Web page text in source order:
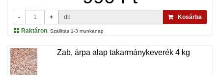
- + db
Kosárba
Raktáron , Szállítás 1-3 munkanap
Zab, árpa alap takarmánykeverék 4 kg